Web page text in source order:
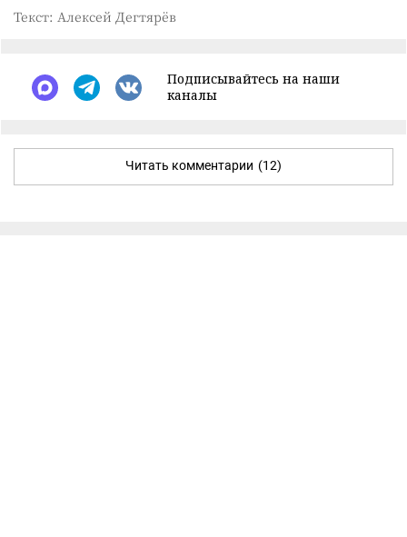
Текст: Алексей Дегтярёв
Подписывайтесь на наши
каналы
Читать комментарии (12)